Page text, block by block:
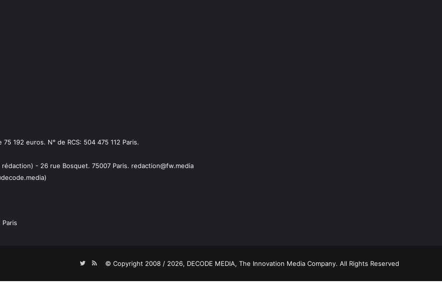
192 euros. N° de RCS: 504 475 112 Paris.
- 26 rue Bosquet. 75007 Paris. redaction@fw.media
© Copyright 2008 / 2026, DECODE MEDIA, The Innovation Media Company. All Rights Reserved
Twitter
RSS